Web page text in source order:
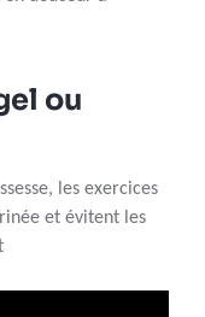
ou
les exercices
et évitent les